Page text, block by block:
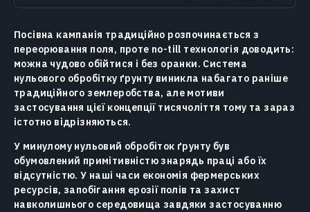
Посівна кампанія традиційно розпочинається з
переорювання поля, проте no-till технологія доводить:
можна чудово обійтися і без оранки. Система
нульового обробітку ґрунту виникла набагато раніше
традиційного землеробства, але мотиви
застосування цієї концепції тисячоліття тому та зараз
істотно відрізняються.
У минулому нульовий обробіток ґрунту був
обумовлений примітивністю знарядь праці або їх
відсутністю. У наші часи економія фермерських
ресурсів, запобігання ерозії полів та захист
навколишнього середовища завдяки застосуванню